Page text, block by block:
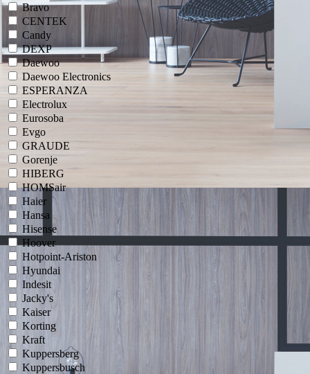
Bravo
CENTEK
Candy
DEXP
Daewoo
Daewoo Electronics
ESPERANZA
Electrolux
Eurosoba
Evgo
GRAUDE
Gorenje
HIBERG
HOMSair
Haier
Hansa
Hisense
Hoover
Hotpoint-Ariston
Hyundai
Indesit
Jacky's
Kaiser
Korting
Kraft
Kuppersberg
Kuppersbusch